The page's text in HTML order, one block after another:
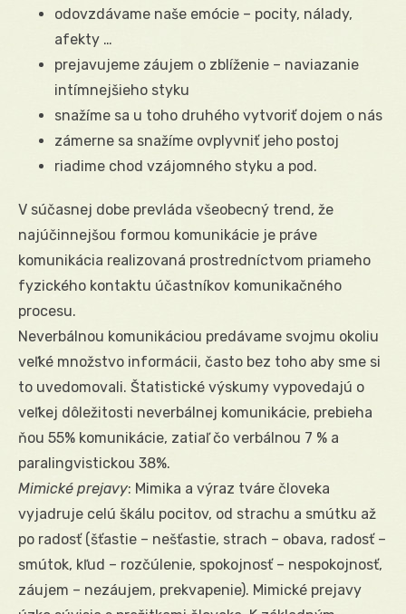
odovzdávame naše emócie – pocity, nálady,
afekty …
prejavujeme záujem o zblíženie – naviazanie
intímnejšieho styku
snažíme sa u toho druhého vytvoriť dojem o nás
zámerne sa snažíme ovplyvniť jeho postoj
riadime chod vzájomného styku a pod.
V súčasnej dobe prevláda všeobecný trend, že
najúčinnejšou formou komunikácie je práve
komunikácia realizovaná prostredníctvom priameho
fyzického kontaktu účastníkov komunikačného
procesu.
Neverbálnou komunikáciou predávame svojmu okoliu
veľké množstvo informácii, často bez toho aby sme si
to uvedomovali. Štatistické výskumy vypovedajú o
veľkej dôležitosti neverbálnej komunikácie, prebieha
ňou 55% komunikácie, zatiaľ čo verbálnou 7 % a
paralingvistickou 38%.
Mimické prejavy: Mimika a výraz tváre človeka
vyjadruje celú škálu pocitov, od strachu a smútku až
po radosť (šťastie – nešťastie, strach – obava, radosť –
smútok, kľud – rozčúlenie, spokojnosť – nespokojnosť,
záujem – nezáujem, prekvapenie). Mimické prejavy